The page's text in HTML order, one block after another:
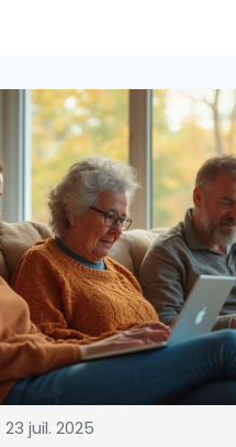
23 juil. 2025